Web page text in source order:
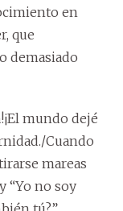
en
que
demasiado
mundo dejé
Cuando
mareas
“Yo no soy